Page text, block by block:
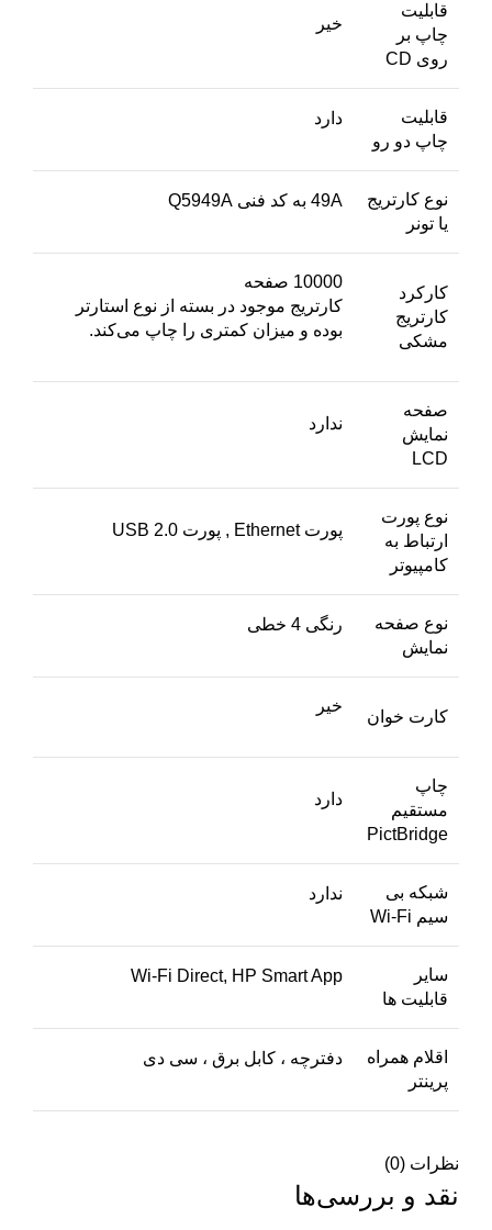
قابلیت
چاپ بر
روی CD
خیر
قابلیت
چاپ دو رو
دارد
نوع کارتریج
یا تونر
49A به کد فنی Q5949A
کارکرد
کارتریج
مشکی
10000 صفحه
کارتریج موجود در بسته از نوع استارتر
بوده و میزان کمتری را چاپ می‌کند.
صفحه
نمایش
LCD
ندارد
نوع پورت
ارتباط به
کامپیوتر
پورت Ethernet , پورت USB 2.0
نوع صفحه
نمایش
رنگی 4 خطی
کارت خوان
خیر
چاپ
مستقیم
PictBridge
دارد
شبکه بی
سیم Wi-Fi
ندارد
سایر
قابلیت ها
Wi-Fi Direct, HP Smart App
اقلام همراه
پرینتر
دفترچه ، کابل برق ، سی دی
نظرات (0)
نقد و بررسی‌ها